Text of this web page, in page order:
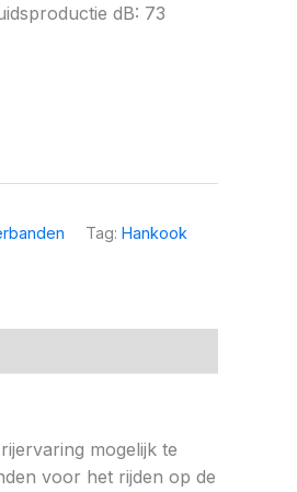
dB: 73
Tag: Hankook
mogelijk te
voor het rijden op de